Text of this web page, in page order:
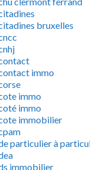
bruxelles
immo
immo
immo
immobilier
particulier à
immobilier